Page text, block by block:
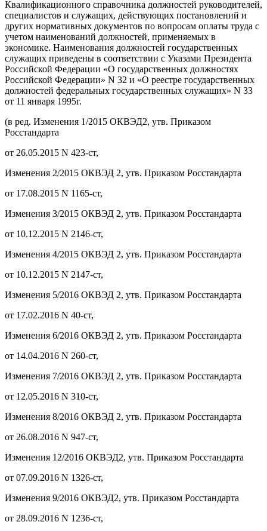
Квалификационного справочника должностей руководителей,
специалистов и служащих, действующих постановлений и
других нормативных документов по вопросам оплаты труда с
учетом наименований должностей, применяемых в
экономике. Наименования должностей государственных
служащих приведены в соответствии с Указами Президента
Российской Федерации «О государственных должностях
Российской Федерации» N 32 и «О реестре государственных
должностей федеральных государственных служащих» N 33
от 11 января 1995г.
(в ред. Изменения 1/2015 ОКВЭД2, утв. Приказом
Росстандарта
от 26.05.2015 N 423-ст,
Изменения 2/2015 ОКВЭД 2, утв. Приказом Росстандарта
от 17.08.2015 N 1165-ст,
Изменения 3/2015 ОКВЭД 2, утв. Приказом Росстандарта
от 10.12.2015 N 2146-ст,
Изменения 4/2015 ОКВЭД 2, утв. Приказом Росстандарта
от 10.12.2015 N 2147-ст,
Изменения 5/2016 ОКВЭД 2, утв. Приказом Росстандарта
от 17.02.2016 N 40-ст,
Изменения 6/2016 ОКВЭД 2, утв. Приказом Росстандарта
от 14.04.2016 N 260-ст,
Изменения 7/2016 ОКВЭД 2, утв. Приказом Росстандарта
от 12.05.2016 N 310-ст,
Изменения 8/2016 ОКВЭД 2, утв. Приказом Росстандарта
от 26.08.2016 N 947-ст,
Изменения 12/2016 ОКВЭД2, утв. Приказом Росстандарта
от 07.09.2016 N 1326-ст,
Изменения 9/2016 ОКВЭД2, утв. Приказом Росстандарта
от 28.09.2016 N 1236-ст,